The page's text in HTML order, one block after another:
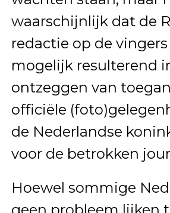
waarschijnlijk dat de
redactie op de
mogelijk resulterend
ontzeggen van
officiële
de Nederlandse
voor de betrokken
Hoewel sommige